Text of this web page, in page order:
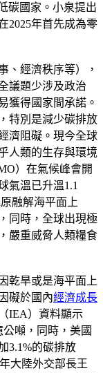
碳國家。小泉提出
2025年首先成為零
、經濟秩序等），
議題少涉及政治
獲得國家間承諾。
特別是減少碳排放
濟阻礙。現今全球
人類的生存與環境
）在氣候峰會開
氣溫已升溫1.1
融解海平面上
同時，全球出現極
嚴重威脅人類糧食
乾旱或是海平面上
礙於國內經濟成長
IEA）資料顯示
噸，同時，美國
3.1%的碳排放
大陸外交部長王